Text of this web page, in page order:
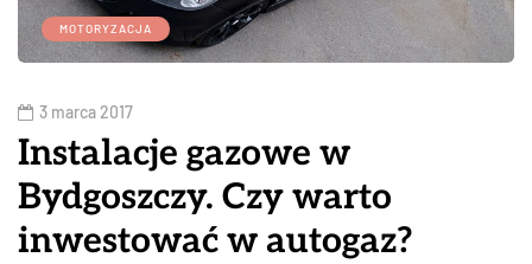
MOTORYZACJA
3 marca 2017
Instalacje gazowe w
Bydgoszczy. Czy warto
inwestować w autogaz?